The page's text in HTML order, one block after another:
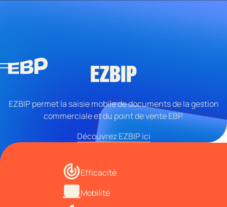
EZBIP
EZBIP permet la saisie mobile de documents de la gestion
commerciale et du point de vente EBP.
Découvrez EZBIP ici
Efficacité
Mobilité